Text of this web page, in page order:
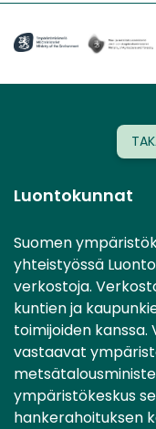
Luontokunnat
Suomen
yhteistyössä
verkostoja.
kuntien ja
toimijoiden
vastaavat
ympäristökeskus
hankerahoituksen